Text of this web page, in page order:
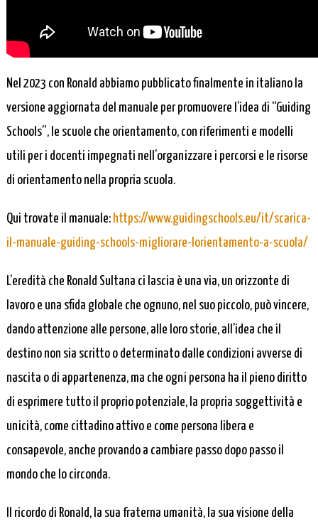
Nel 2023 con Ronald abbiamo pubblicato finalmente in italiano la
versione aggiornata del manuale per promuovere l’idea di “Guiding
Schools”, le scuole che orientamento, con riferimenti e modelli
utili per i docenti impegnati nell’organizzare i percorsi e le risorse
di orientamento nella propria scuola.
Qui trovate il manuale: https://www.guidingschools.eu/it/scarica-
il-manuale-guiding-schools-migliorare-lorientamento-a-scuola/
L’eredità che Ronald Sultana ci lascia è una via, un orizzonte di
lavoro e una sfida globale che ognuno, nel suo piccolo, può vincere,
dando attenzione alle persone, alle loro storie, all’idea che il
destino non sia scritto o determinato dalle condizioni avverse di
nascita o di appartenenza, ma che ogni persona ha il pieno diritto
di esprimere tutto il proprio potenziale, la propria soggettività e
unicità, come cittadino attivo e come persona libera e
consapevole, anche provando a cambiare passo dopo passo il
mondo che lo circonda.
Il ricordo di Ronald, la sua fraterna umanità, la sua visione della